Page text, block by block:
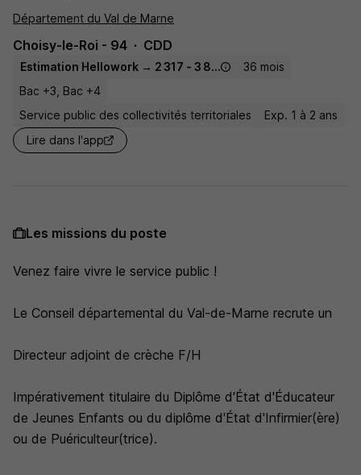
Département du Val de Marne
Choisy-le-Roi - 94 CDD
Estimation Hellowork → 2 317 - 3 892 € / mois
36 mois
Bac +3, Bac +4
Service public des collectivités territoriales
Exp. 1 à 2 ans
Lire dans l'app
Les missions du poste
Venez faire vivre le service public !
Le Conseil départemental du Val-de-Marne recrute un
Directeur adjoint de crèche F/H
Impérativement titulaire du Diplôme d'État d'Éducateur
de Jeunes Enfants ou du diplôme d'État d'Infirmier(ère)
ou de Puériculteur(trice).